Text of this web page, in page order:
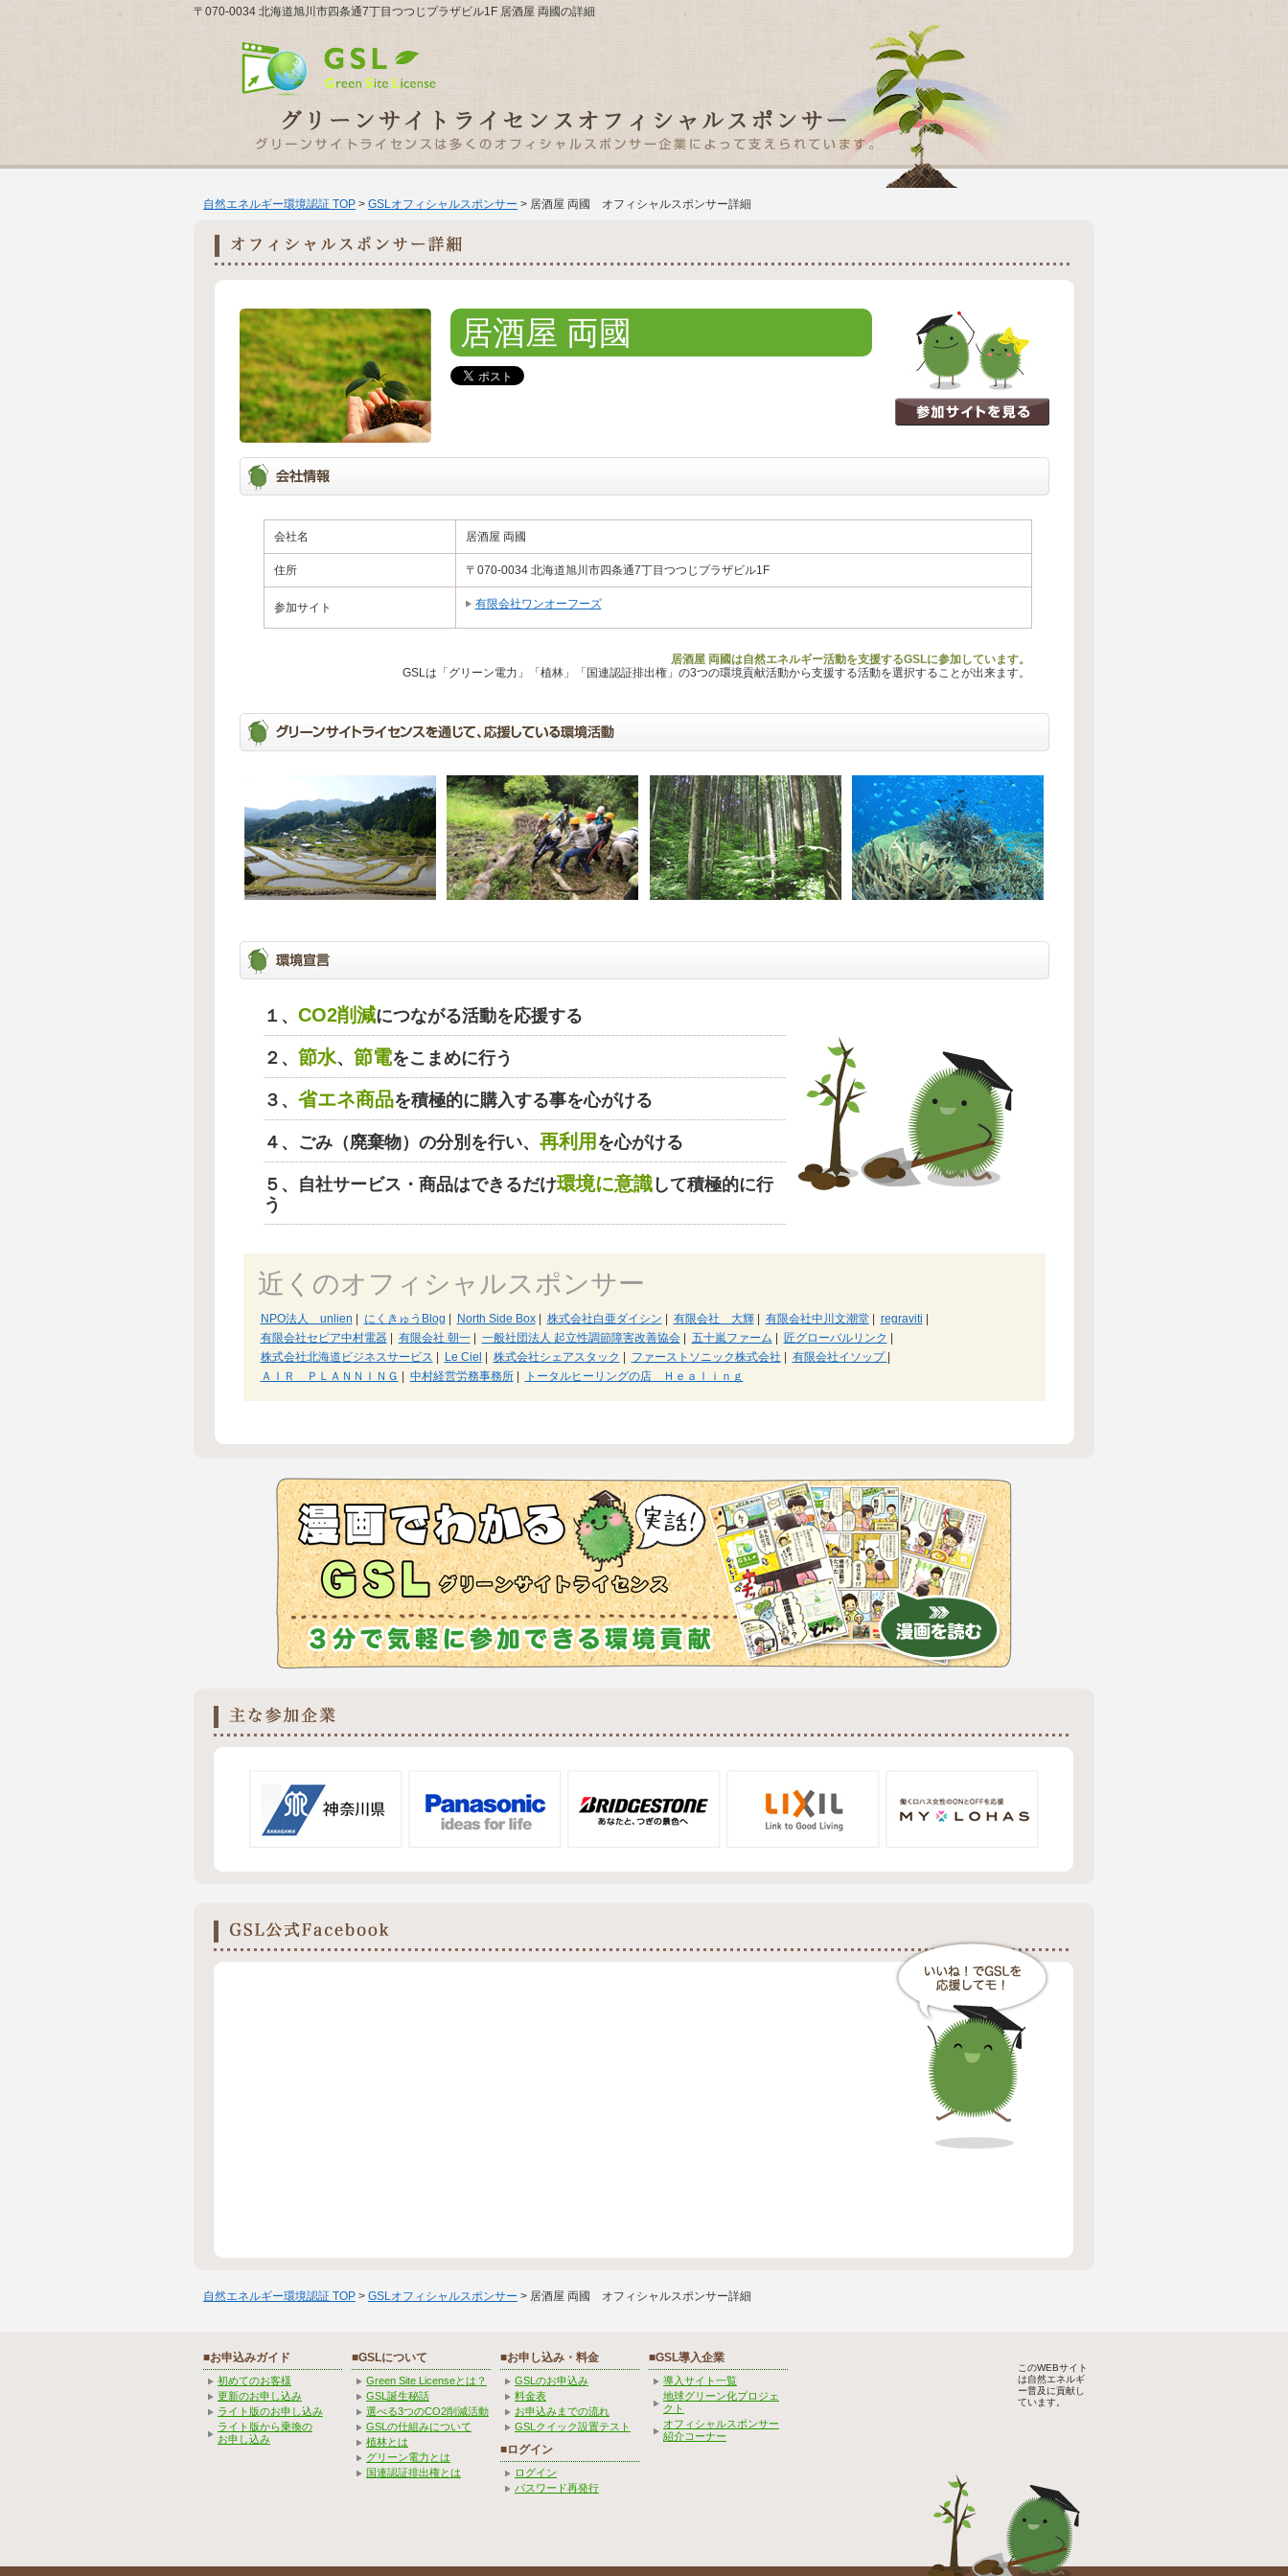
〒070-0034 北海道旭川市四条通7丁目つつじプラザビル1F 居酒屋 両國の詳細
自然エネルギー環境認証 TOP > GSLオフィシャルスポンサー > 居酒屋 両國 オフィシャルスポンサー詳細
居酒屋 両國
会社名 居酒屋 両國
住所 〒070-0034 北海道旭川市四条通7丁目つつじプラザビル1F
参加サイト 有限会社ワンオーフーズ
居酒屋 両國は自然エネルギー活動を支援するGSLに参加しています。
GSLは「グリーン電力」「植林」「国連認証排出権」の3つの環境貢献活動から支援する活動を選択することが出来ます。
１、 CO2削減につながる活動を応援する
２、 節水、 節電をこまめに行う
３、 省エネ商品を積極的に購入する事を心がける
４、ごみ（廃棄物）の分別を行い、 再利用 を心がける
５、自社サービス・商品はできるだけ環境に意識して積極的に行
う
近くのオフィシャルスポンサー
NPO法人 unlien にくきゅうBlog North Side Box| 株式会社白亜ダイシン 有限会社 大輝| 有限会社中川文潮堂| regraviti
有限会社セピア中村電器| 有限会社 朝一| 一般社団法人 起立性調節障害改善協会| 五十嵐ファーム 匠グローバルリンク
株式会社北海道ビジネスサービス
Le Ciel 株式会社シェアスタック ファーストソニック株式会社 有限会社イソップ
ＡＩＲ ＰＬＡＮＮＩＮＧ
中村経営労務事務所| トータルヒーリングの店 Ｈｅａｌｉｎｇ
自然エネルギー環境認証 TOP > GSLオフィシャルスポンサー > 居酒屋 両國 オフィシャルスポンサー詳細
■お申込みガイド
初めてのお客様
更新のお申し込み
ライト版のお申し込み
ライト版から乗換の
お申し込み
■GSLについて
Green Site Licenseとは？
GSL誕生秘話
選べる3つのCO2削減活動
GSLの仕組みについて
植林とは
グリーン電力とは
国連認証排出権とは
■お申し込み・料金
GSLのお申込み
料金表
お申込みまでの流れ
GSLクイック設置テスト
■ログイン
ログイン
パスワード再発行
■GSL導入企業
導入サイト一覧
地球グリーン化プロジェ
クト
オフィシャルスポンサー
紹介コーナー
このWEBサイト
は自然エネルギ
ー普及に貢献し
ています。